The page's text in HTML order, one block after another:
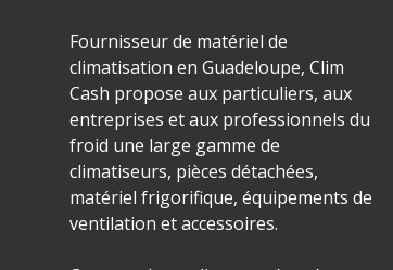
Fournisseur de matériel de
climatisation en Guadeloupe, Clim
Cash propose aux particuliers, aux
entreprises et aux professionnels du
froid une large gamme de
climatiseurs, pièces détachées,
matériel frigorifique, équipements de
ventilation et accessoires.